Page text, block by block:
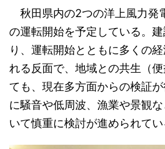
秋田県内の2つの洋上風力発
の運転開始を予定している。
り、運転開始とともに多くの
れる反面で、地域との共生（
ても、現在多方面からの検証
に騒音や低周波、漁業や景観
いて慎重に検討が進められてい